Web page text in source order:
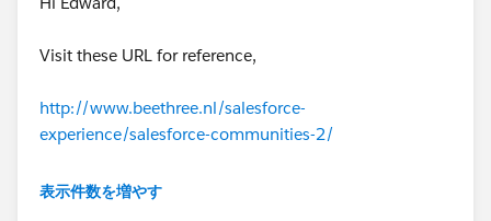
Visit these URL for reference,
http://www.beethree.nl/salesforce-
experience/salesforce-communities-2/
https://developer.salesforce.com/docs/atlas.en-
表示件数を増やす